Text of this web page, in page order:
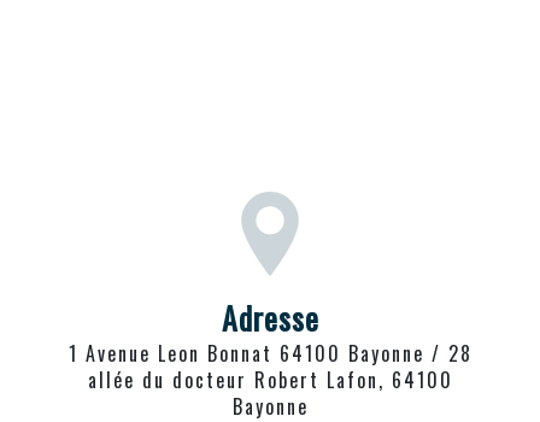
Adresse
1 Avenue Leon Bonnat 64100 Bayonne / 28
allée du docteur Robert Lafon, 64100
Bayonne